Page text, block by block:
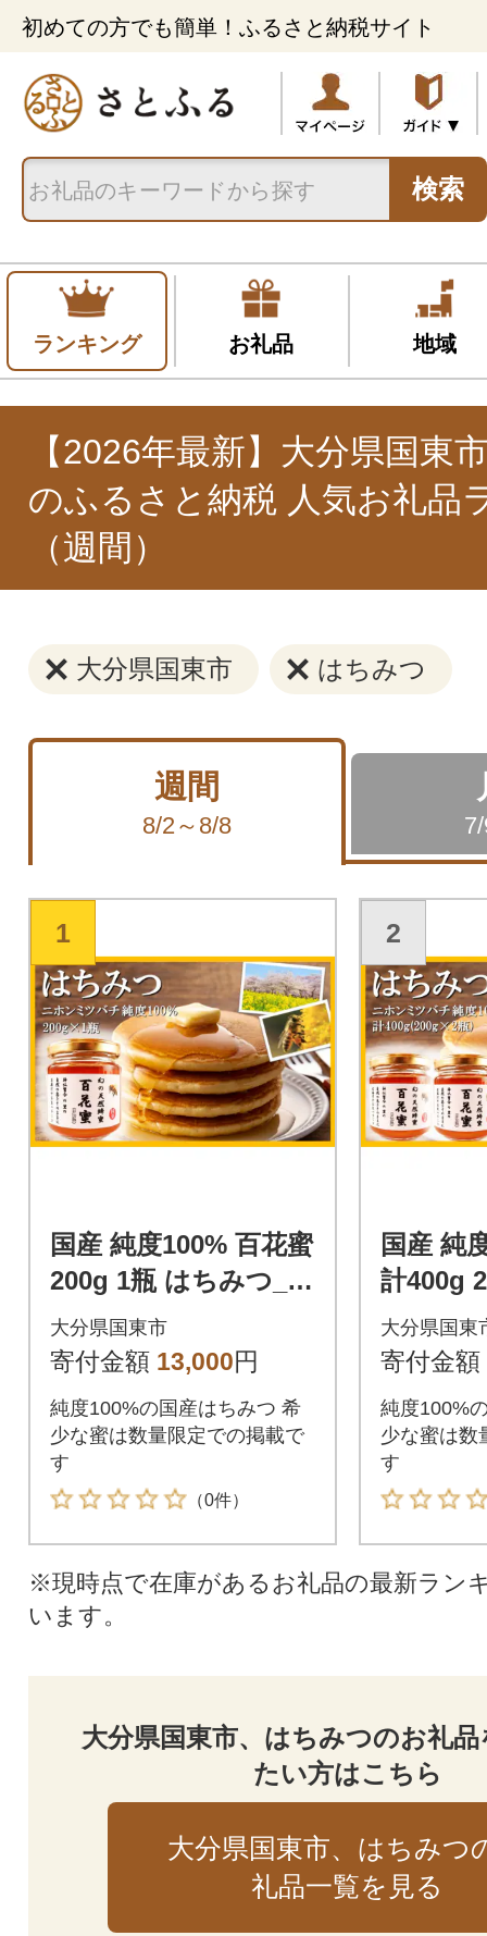
初めての方でも簡単！ふるさと納税サイト
検索
ランキング お礼品 地域
【2026年最新】大分県国東
のふるさと納税 人気お礼品
（週間）
大分県国東市 はちみつ
週間
8/2～8/8
1
国産 純度100% 百花蜜
200g 1瓶 はちみつ_24
75R
大分県国東市
寄付金額 13,000円
純度100%の国産はちみつ 希
少な蜜は数量限定での掲載で
す
（0件）
2
国産 純
計400g
ちみつ
大分県国東
寄付金額
純度100%
少な蜜は数
す
※現時点で在庫があるお礼品の最新ラン
います。
大分県国東市、はちみつのお礼
たい方はこちら
大分県国東市、はちみつ
礼品一覧を見る